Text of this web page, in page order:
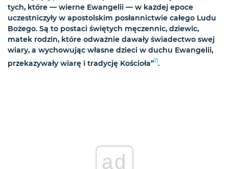
tych, które — wierne Ewangelii — w każdej epoce
uczestniczyły w apostolskim posłannictwie całego Ludu
Bożego. Są to postaci świętych męczennic, dziewic,
matek rodzin, które odważnie dawały świadectwo swej
wiary, a wychowując własne dzieci w duchu Ewangelii,
przekazywały wiarę i tradycję Kościoła”11.
ad